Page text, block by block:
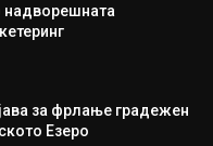
надворешната
за фрлање градежен
Езеро